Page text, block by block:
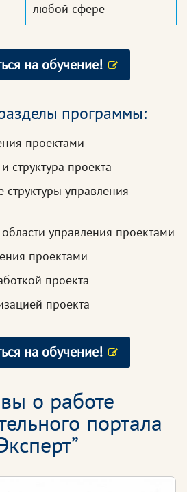
любой сфере
на обучение!
программы:
проектами
проекта
управления
управления проектами
проектами
проекта
проекта
на обучение!
о работе
портала